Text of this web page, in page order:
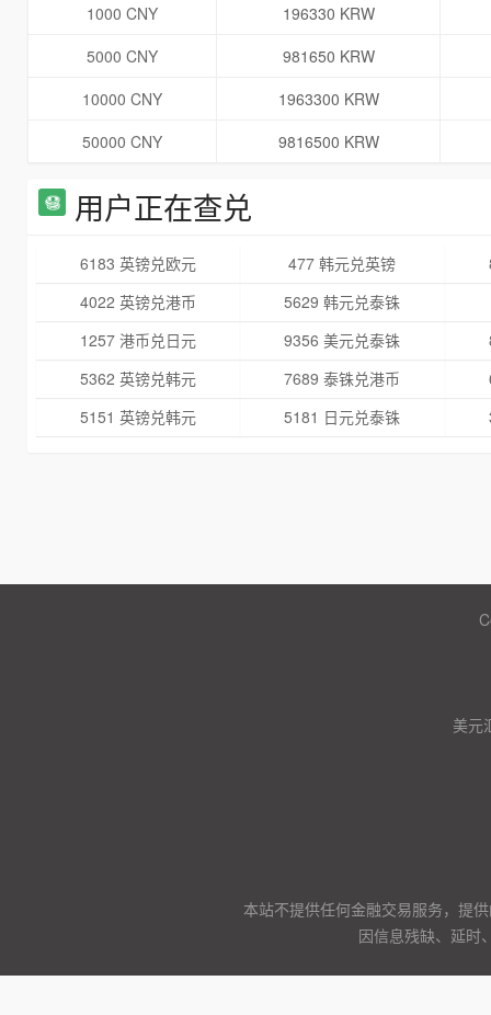
1000 CNY
196330 KRW
5000 CNY
981650 KRW
10000 CNY
1963300 KRW
50000 CNY
9816500 KRW
用户正在查兑
6183 英镑兑欧元 477 韩元兑英镑
4022 英镑兑港币
5629 韩元兑泰铢
1257 港币兑日元
9356 美元兑泰铢
5362 英镑兑韩元
7689 泰铢兑港币
5151 英镑兑韩元
5181 日元兑泰铢
美元
本站不提供任何金融交易服务，提
因信息残缺、延时